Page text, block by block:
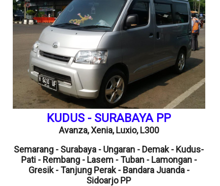
KUDUS - SURABAYA PP
Avanza,Xenia,Luxio, L300
Semarang - Surabaya - Ungaran - Demak - Kudus-
Pati - Rembang - Lasem - Tuban - Lamongan -
Gresik - Tanjung Perak - Bandara Juanda -
Sidoarjo PP